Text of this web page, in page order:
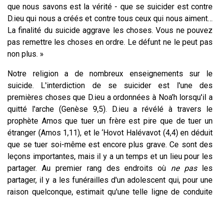
que nous savons est la vérité - que se suicider est contre
D.ieu qui nous a créés et contre tous ceux qui nous aiment…
La finalité du suicide aggrave les choses. Vous ne pouvez
pas remettre les choses en ordre. Le défunt ne le peut pas
non plus. »
Notre religion a de nombreux enseignements sur le
suicide. L'interdiction de se suicider est l'une des
premières choses que D.ieu a ordonnées à Noa’h lorsqu'il a
quitté l'arche (Genèse 9,5). D.ieu a révélé à travers le
prophète Amos que tuer un frère est pire que de tuer un
étranger (Amos 1,11), et le ‘Hovot Halévavot (4,4) en déduit
que se tuer soi-même est encore plus grave. Ce sont des
leçons importantes, mais il y a un temps et un lieu pour les
partager. Au premier rang des endroits où ne pasles
partager, il y a les funérailles d'un adolescent qui, pour une
raison quelconque, estimait qu'une telle ligne de conduite